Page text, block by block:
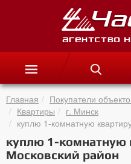
Главная Покупатели
Квартиры
г. Минск
куплю 1-комнатную
куплю 1-комнатную
Московский район